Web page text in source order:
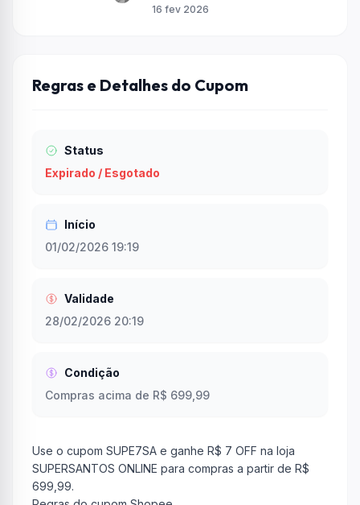
16 fev 2026
Regras e Detalhes do Cupom
Status
Expirado / Esgotado
Início
01/02/2026 19:19
Validade
28/02/2026 20:19
Condição
Compras acima de R$ 699,99
Use o cupom SUPE7SA e ganhe R$ 7 OFF na loja
SUPERSANTOS ONLINE para compras a partir de R$
699,99.